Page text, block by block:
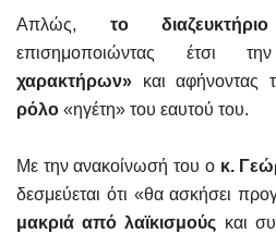
Απλώς, το διαζευκτήριο
επισημοποιώντας έτσι
χαρακτήρων» και
ρόλο «ηγέτη» του εαυτού του.
Με την ανακοίνωσή του ο κ.
δεσμεύεται ότι «θα ασκήσει
μακριά από λαϊκισμούς και